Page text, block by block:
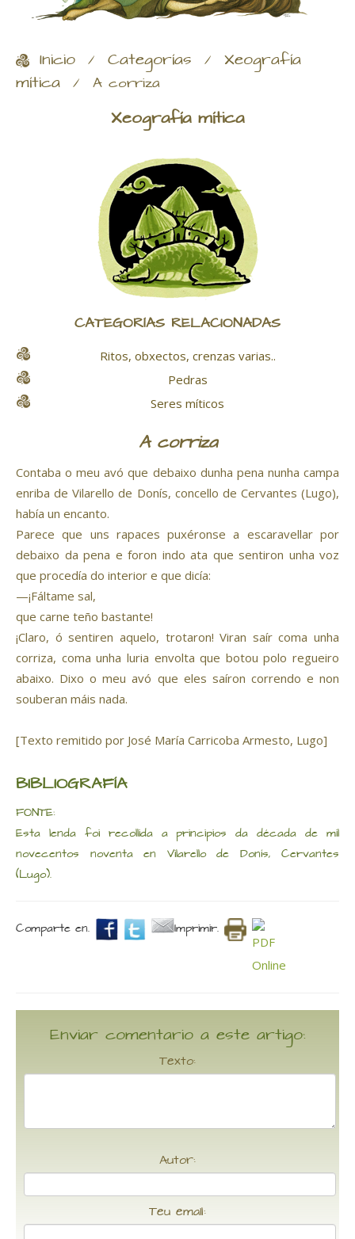
Inicio / Categorías / Xeografía
mítica / A corriza
Xeografía mítica
CATEGORÍAS RELACIONADAS
Ritos, obxectos, crenzas varias..
Pedras
Seres míticos
A corriza
Contaba o meu avó que debaixo dunha pena nunha campa
enriba de Vilarello de Donís, concello de Cervantes (Lugo),
había un encanto.
Parece que uns rapaces puxéronse a escaravellar por
debaixo da pena e foron indo ata que sentiron unha voz
que procedía do interior e que dicía:
—¡Fáltame sal,
que carne teño bastante!
¡Claro, ó sentiren aquelo, trotaron! Viran saír coma unha
corriza, coma unha luria envolta que botou polo regueiro
abaixo. Dixo o meu avó que eles saíron correndo e non
souberan máis nada.
[Texto remitido por José María Carricoba Armesto, Lugo]
BIBLIOGRAFÍA
FONTE:
Esta lenda foi recollida a principios da década de mil
novecentos noventa en Vilarello de Donís, Cervantes
(Lugo).
Comparte en. Imprimir.
Enviar comentario a este artigo:
Texto:
Autor:
Teu email: